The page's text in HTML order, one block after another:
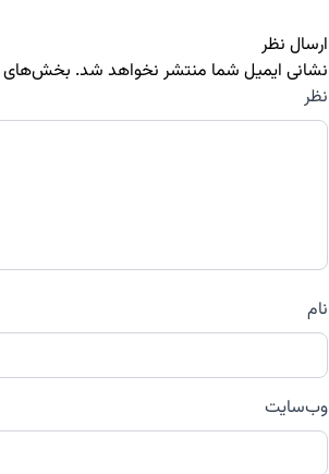
ارسال نظر
نشانی ایمیل شما منتشر نخواهد شد. بخش‌های
نظر
نام
وب‌سایت